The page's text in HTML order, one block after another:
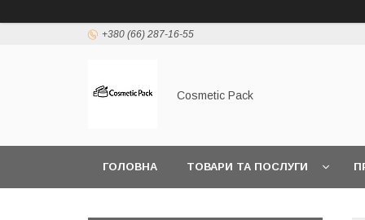
+380 (66) 287-16-55
Cosmetic Pack
ГОЛОВНА ТОВАРИ ТА ПОСЛУГИ